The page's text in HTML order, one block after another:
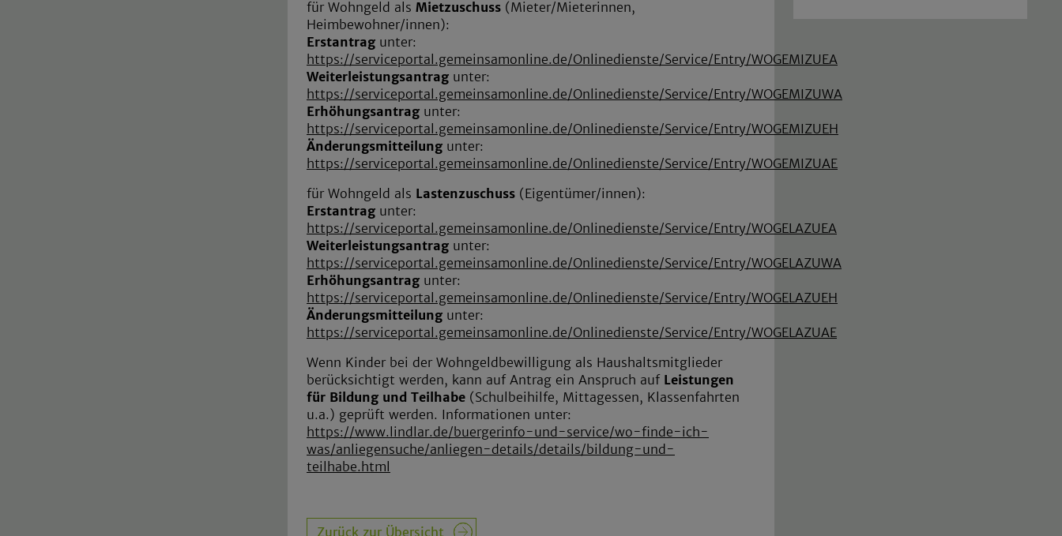
für Wohngeld als Mietzuschuss (Mieter/Mieterinnen,
Heimbewohner/innen):
Erstantrag unter:
https://serviceportal.gemeinsamonline.de/Onlinedienste/Service/Entry/WOGEMIZUEA
Weiterleistungsantrag unter:
https://serviceportal.gemeinsamonline.de/Onlinedienste/Service/Entry/WOGEMIZUWA
Erhöhungsantrag unter:
https://serviceportal.gemeinsamonline.de/Onlinedienste/Service/Entry/WOGEMIZUEH
Änderungsmitteilung unter:
https://serviceportal.gemeinsamonline.de/Onlinedienste/Service/Entry/WOGEMIZUAE
für Wohngeld als Lastenzuschuss (Eigentümer/innen):
Erstantrag unter:
https://serviceportal.gemeinsamonline.de/Onlinedienste/Service/Entry/WOGELAZUEA
Weiterleistungsantrag unter:
https://serviceportal.gemeinsamonline.de/Onlinedienste/Service/Entry/WOGELAZUWA
Erhöhungsantrag unter:
https://serviceportal.gemeinsamonline.de/Onlinedienste/Service/Entry/WOGELAZUEH
Änderungsmitteilung unter:
https://serviceportal.gemeinsamonline.de/Onlinedienste/Service/Entry/WOGELAZUAE
Wenn Kinder bei der Wohngeldbewilligung als Haushaltsmitglieder
berücksichtigt werden, kann auf Antrag ein Anspruch auf Leistungen
für Bildung und Teilhabe (Schulbeihilfe, Mittagessen, Klassenfahrten
u.a.) geprüft werden. Informationen unter:
https://www.lindlar.de/buergerinfo-und-service/wo-finde-ich-
was/anliegensuche/anliegen-details/details/bildung-und-
teilhabe.html
Zurück zur Übersicht